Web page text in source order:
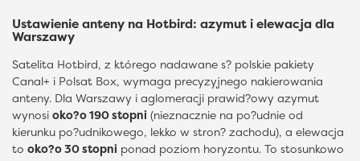
Ustawienie anteny na Hotbird: azymut i elewacja dla
Warszawy
Satelita Hotbird, z którego nadawane s? polskie pakiety
Canal+ i Polsat Box, wymaga precyzyjnego nakierowania
anteny. Dla Warszawy i aglomeracji prawid?owy azymut
wynosi oko?o 190 stopni (nieznacznie na po?udnie od
kierunku po?udnikowego, lekko w stron? zachodu), a elewacja
to oko?o 30 stopni ponad poziom horyzontu. To stosunkowo